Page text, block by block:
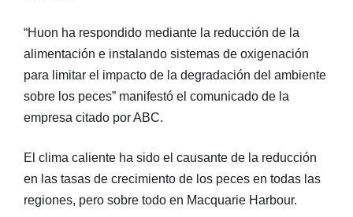
“Huon ha respondido mediante la reducción de la
alimentación e instalando sistemas de oxigenación
para limitar el impacto de la degradación del ambiente
sobre los peces” manifestó el comunicado de la
empresa citado por ABC.
El clima caliente ha sido el causante de la reducción
en las tasas de crecimiento de los peces en todas las
regiones, pero sobre todo en Macquarie Harbour.